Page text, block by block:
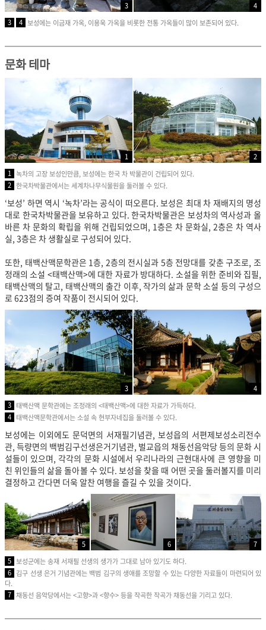
3
4
3
4 보성에는 이금재 가옥, 이용욱 가옥을 비롯한 전통 가옥들이 많이 보존되어 있다.
문화 테마
1
2
1 녹차의 고장 보성인만큼, 보성에는 한국 차 박물관이 건립되어 있다.
2 한국차박물관에서는 세계차나무식물원을 둘러볼 수 있다.
‘보성’ 하면 역시 ‘녹차’라는 공식이 떠오른다. 보성은 최대 차 재배지의 명성
대로 한국차박물관을 보유하고 있다. 한국차박물관은 보성차의 역사성과 올
바른 차 문화의 확립을 위해 건립되었으며, 1층은 차 문화실, 2층은 차 역사
실, 3층은 차 생활실로 구성되어 있다.
또한, 태백산맥문학관은 1층, 2층의 전시실과 5층 전망대를 갖춘 구조로, 조
정래의 소설 <태백산맥>에 대한 자료가 방대하다. 소설을 위한 준비와 집필,
태백산맥의 탈고, 태백산맥의 출간 이후, 작가의 삶과 문학 소설 등의 구성으
로 623점의 증여 작품이 전시되어 있다.
3
4
3 태백산맥 문학관에는 조정래의 <태백산맥>에 대한 자료가 가득하다.
4 태백산맥문학관에서는 소설 속 현부자네집을 둘러볼 수 있다.
보성에는 이외에도 문덕면의 서재필기념관, 보성읍의 서편제보성소리전수
관, 득량면의 백범김구선생은거기념관, 벌교읍의 채동선음악당 등의 문화 시
설들이 있으며, 각각의 문화 시설에서 우리나라의 근현대사에 큰 영향을 미
친 위인들의 삶을 돌아볼 수 있다. 보성을 찾을 때 어떤 곳을 둘러볼지를 미리
결정하고 간다면 더욱 알찬 여행을 즐길 수 있을 것이다.
5 6
7
5 보성군에는 송재 서재필 선생의 생가가 그대로 남아 있기도 하다.
6 김구 선생 은거 기념관에는 백범 김구의 생애를 조망할 수 있는 다양한 자료들이 마련되어 있
다.
7 채동선 음악당에서는 <고향>과 <향수> 등을 작곡한 작곡가 채동선을 기리고 있다.